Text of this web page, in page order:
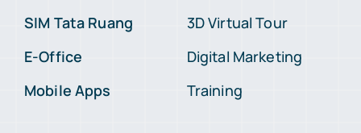
SIM Tata Ruang
E-Office
Mobile Apps
3D Virtual Tour
Digital Marketing
Training